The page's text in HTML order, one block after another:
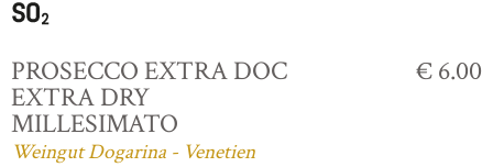
PROSECCO EXTRA DOC
EXTRA DRY
MILLESIMATO
Weingut Dogarina - Venetien
€ 6.00